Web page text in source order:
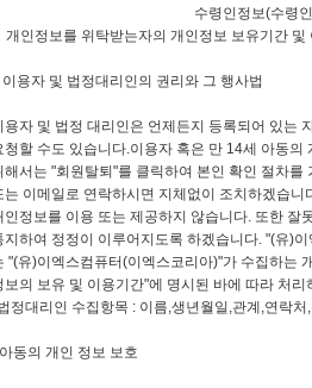
령인정보(수령인명,전화번
개인정보를 위탁받는자의 개인정보 보유기간 및
용자 및 법정대리인의 권리와 그 행사법
용자 및 법정 대리인은 언제든지 등록되어 있는
청할 수도 있습니다.이용자 혹은 만 14세 아동
해서는 "회원탈퇴"를 클릭하여 본인 확인 절차
는 이메일로 연락하시면 지체없이 조치하겠습
인정보를 이용 또는 제공하지 않습니다. 또한 잘
지하여 정정이 이루어지도록 하겠습니다. "(유)
"(유)이엑스컴퓨터(이엑스코리아)"가 수집하는
보의 보유 및 이용기간"에 명시된 바에 따라 처
정대리인 수집항목 : 이름,생년월일,관계,연락처
동의 개인 정보 보호